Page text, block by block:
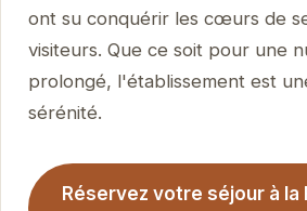
ont su conquérir les cœurs de
visiteurs. Que ce soit pour une
prolongé, l'établissement est
sérénité.
Réservez votre séjour à la